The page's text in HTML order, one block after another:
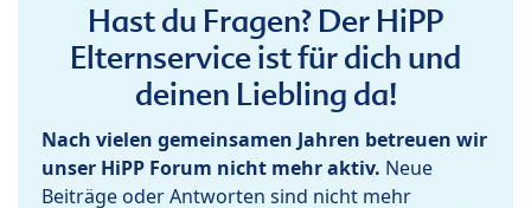
Hast du Fragen? Der HiPP
Elternservice ist für dich und
deinen Liebling da!
Nach vielen gemeinsamen Jahren betreuen wir
unser HiPP Forum nicht mehr aktiv. Neue
Beiträge oder Antworten sind nicht mehr